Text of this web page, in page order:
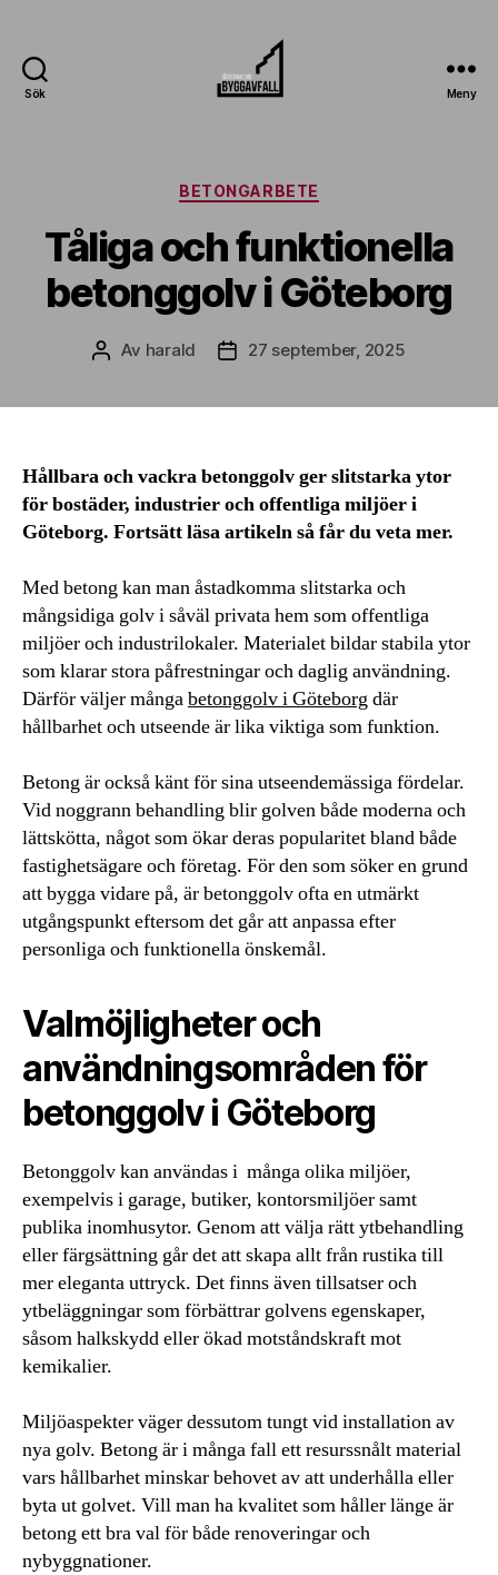
Sök Meny
Kategorier
BETONGARBETE
Tåliga och funktionella
betonggolv i Göteborg
Inläggsförfattare
Av harald Inläggsdatum
27 september, 2025
Hållbara och vackra betonggolv ger slitstarka ytor
för bostäder, industrier och offentliga miljöer i
Göteborg. Fortsätt läsa artikeln så får du veta mer.
Med betong kan man åstadkomma slitstarka och
mångsidiga golv i såväl privata hem som offentliga
miljöer och industrilokaler. Materialet bildar stabila ytor
som klarar stora påfrestningar och daglig användning.
Därför väljer mångabetonggolv i Göteborg där
hållbarhet och utseende är lika viktiga som funktion.
Betong är också känt för sina utseendemässiga fördelar.
Vid noggrann behandling blir golven både moderna och
lättskötta, något som ökar deras popularitet bland både
fastighetsägare och företag. För den som söker en grund
att bygga vidare på, är betonggolv ofta en utmärkt
utgångspunkt eftersom det går att anpassa efter
personliga och funktionella önskemål.
Valmöjligheter och
användningsområden för
betonggolv i Göteborg
Betonggolv kan användas i många olika miljöer,
exempelvis i garage, butiker, kontorsmiljöer samt
publika inomhusytor. Genom att välja rätt ytbehandling
eller färgsättning går det att skapa allt från rustika till
mer eleganta uttryck. Det finns även tillsatser och
ytbeläggningar som förbättrar golvens egenskaper,
såsom halkskydd eller ökad motståndskraft mot
kemikalier.
Miljöaspekter väger dessutom tungt vid installation av
nya golv. Betong är i många fall ett resurssnålt material
vars hållbarhet minskar behovet av att underhålla eller
byta ut golvet. Vill man ha kvalitet som håller länge är
betong ett bra val för både renoveringar och
nybyggnationer.